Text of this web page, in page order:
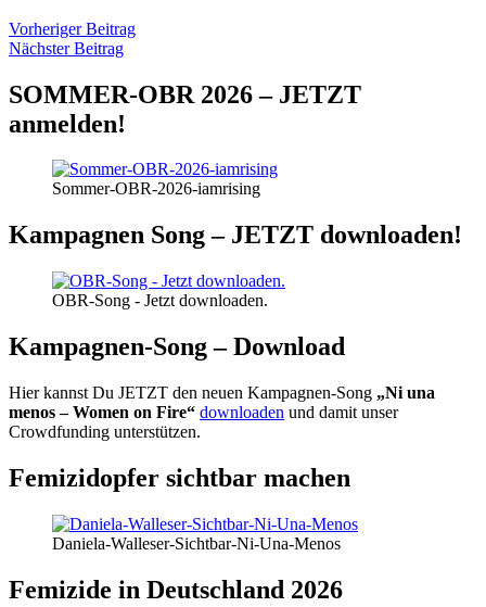
Beitragsnavigation
Vorheriger BeitragVorheriger
Nächster BeitragNächster
SOMMER-OBR 2026 – JETZT
anmelden!
Sommer-OBR-2026-iamrising
Kampagnen Song – JETZT downloaden!
OBR-Song - Jetzt downloaden.
Kampagnen-Song – Download
Hier kannst Du JETZT den neuen Kampagnen-Song „Ni una
menos – Women on Fire“ downloaden und damit unser
Crowdfunding unterstützen.
Femizidopfer sichtbar machen
Daniela-Walleser-Sichtbar-Ni-Una-Menos
Femizide in Deutschland 2026